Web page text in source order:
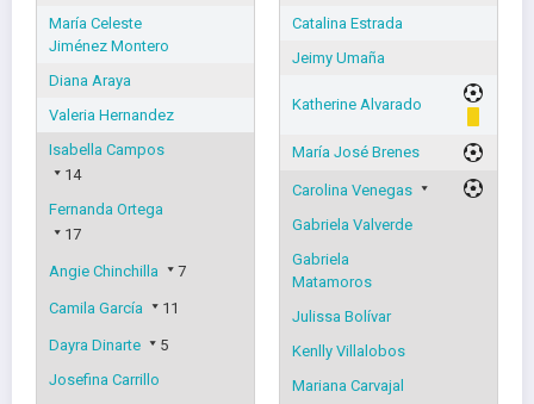
María Celeste
Jiménez Montero
Diana Araya
Valeria Hernandez
Isabella Campos
14
Fernanda Ortega
17
Angie Chinchilla 7
Camila García 11
Dayra Dinarte
5
Josefina Carrillo
Catalina Estrada
Jeimy Umaña
Katherine Alvarado
María José Brenes
Carolina Venegas
Gabriela Valverde
Gabriela
Matamoros
Julissa Bolívar
Kenlly Villalobos
Mariana Carvajal